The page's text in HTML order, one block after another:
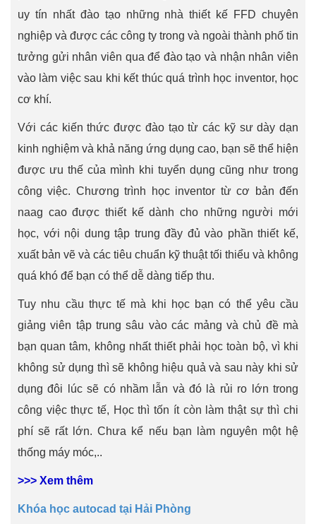
uy tín nhất đào tạo những nhà thiết kế FFD chuyên
nghiệp và được các công ty trong và ngoài thành phố tin
tưởng gửi nhân viên qua để đào tạo và nhận nhân viên
vào làm việc sau khi kết thúc quá trình học inventor, học
cơ khí.
Với các kiến thức được đào tạo từ các kỹ sư dày dạn
kinh nghiệm và khả năng ứng dụng cao, bạn sẽ thể hiện
được ưu thế của mình khi tuyển dụng cũng như trong
công việc. Chương trình học inventor từ cơ bản đến
naag cao được thiết kế dành cho những người mới
học, với nội dung tập trung đầy đủ vào phần thiết kế,
xuất bản vẽ và các tiêu chuẩn kỹ thuật tối thiểu và không
quá khó để bạn có thể dễ dàng tiếp thu.
Tuy nhu cầu thực tế mà khi học bạn có thể yêu cầu
giảng viên tập trung sâu vào các mảng và chủ đề mà
bạn quan tâm, không nhất thiết phải học toàn bộ, vì khi
không sử dụng thì sẽ không hiệu quả và sau này khi sử
dụng đôi lúc sẽ có nhầm lẫn và đó là rủi ro lớn trong
công việc thực tế, Học thì tốn ít còn làm thật sự thì chi
phí sẽ rất lớn. Chưa kể nếu bạn làm nguyên một hệ
thống máy móc,..
>>> Xem thêm
Khóa học autocad tại Hải Phòng